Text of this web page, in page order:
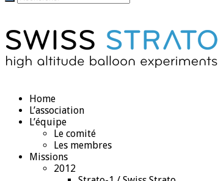
Home
L’association
L’équipe
Le comité
Les membres
Missions
2012